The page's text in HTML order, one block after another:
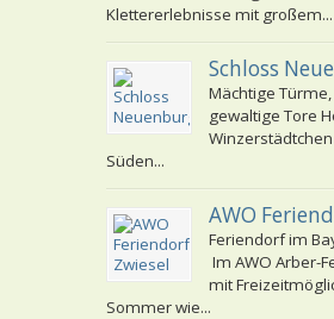
Klettererlebnisse mit großem...
Schloss
Mächtige
gewaltige Tore
Süden...
AWO
Feriendorf im
Im AWO Arber-
mit
Sommer wie...